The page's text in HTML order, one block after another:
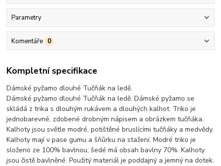
Parametry
Komentáře 0
Kompletní specifikace
Dámské pyžamo dlouhé Tučňák na ledě.
Dámské pyžamo dlouhé Tučňák na ledě. Dámské pyžamo se
skládá z trika s dlouhým rukávem a dlouhých kalhot. Triko je
jednobarevné, zdobené drobným nápisem a obrázkem tučňáka.
Kalhoty jsou světle modré, potištěné bruslícími tučňáky a medvědy.
Kalhoty mají v pase gumu a šňůrku na stažení. Modré triko je
složeno ze 100% bavlnou, šedé má obsah bavlny 70%. Kalhoty
jsou čistě bavlněné. Použitý materiál je poddajný a jemný na dotek.